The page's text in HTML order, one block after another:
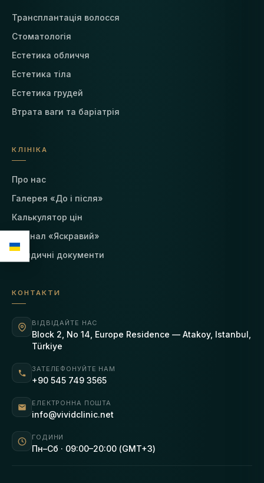
Трансплантація волосся
Стоматологія
Естетика обличчя
Естетика тіла
Естетика грудей
Втрата ваги та баріатрія
КЛІНІКА
Про нас
Галерея «До і після»
Калькулятор цін
Журнал «Яскравий»
Юридичні документи
КОНТАКТИ
ВІДВІДАЙТЕ НАС
Block 2, No 14, Europe Residence — Atakoy, Istanbul,
Türkiye
ЗАТЕЛЕФОНУЙТЕ НАМ
+90 545 749 3565
ЕЛЕКТРОННА ПОШТА
info@vividclinic.net
ГОДИНИ
Пн–Сб · 09:00–20:00 (GMT+3)